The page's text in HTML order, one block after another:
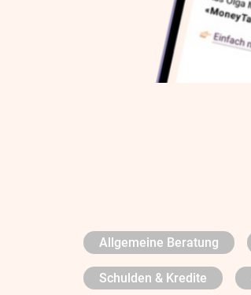
Allgemeine Beratung
Schulden & Kredite